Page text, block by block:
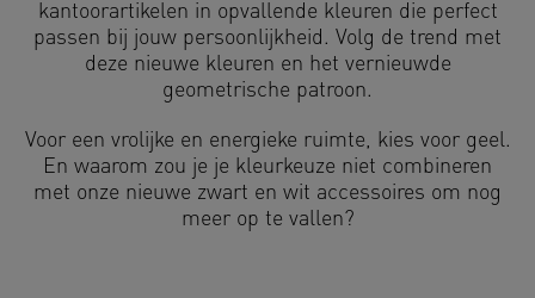
kantoorartikelen in opvallende kleuren die perfect
passen bij jouw persoonlijkheid. Volg de trend met
deze nieuwe kleuren en het vernieuwde
geometrische patroon.
Voor een vrolijke en energieke ruimte, kies voor geel.
En waarom zou je je kleurkeuze niet combineren
met onze nieuwe zwart en wit accessoires om nog
meer op te vallen?